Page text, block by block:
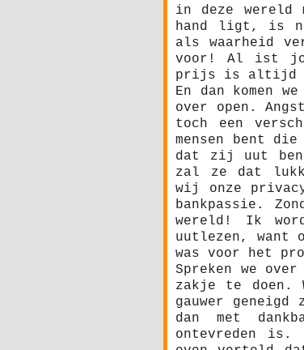
in deze
hand ligt, is
als waarheid
voor! Al ist
prijs is altijd
En dan komen
over open.
toch een
mensen bent
dat zij uut
zal ze dat
wij onze
bankpassie.
wereld! Ik
uutlezen, want
was voor het
Spreken we
zakje te doen.
gauwer
dan met
ontevreden is.